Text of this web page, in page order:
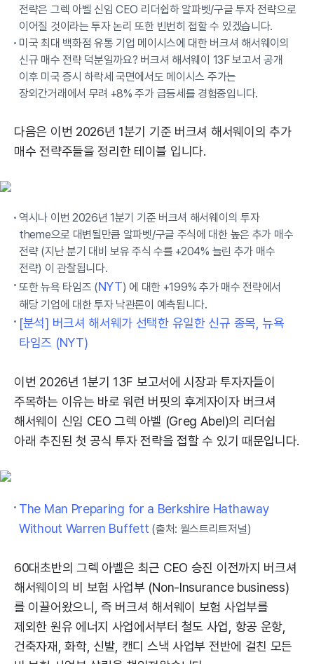
전략은 그렉 아벨 신임 CEO 리더쉽하 알파벳/구글 투자 전략으로
이어질 것이라는 투자 논리 또한 빈번히 접할 수 있겠습니다.
미국 최대 백화점 유통 기업 메이시스에 대한 버크셔 해서웨이의
신규 매수 전략 덕분일까요? 버크셔 해서웨이 13F 보고서 공개
이후 미국 증시 하락세 국면에서도 메이시스 주가는
장외간거래에서 무려 +8% 주가 급등세를 경험중입니다.
다음은 이번 2026년 1분기 기준 버크셔 해서웨이의 추가
매수 전략주들을 정리한 테이블 입니다.
역시나 이번 2026년 1분기 기준 버크셔 해서웨이의 투자
theme으로 대변될만큼 알파벳/구글 주식에 대한 높은 추가 매수
전략 (지난 분기 대비 보유 주식 수를 +204% 늘린 추가 매수
전략) 이 관찰됩니다.
또한 뉴욕 타임즈 (NYT) 에 대한 +199% 추가 매수 전략에서
해당 기업에 대한 투자 낙관론이 예측됩니다.
[분석] 버크셔 해서웨가 선택한 유일한 신규 종목, 뉴욕
타임즈 (NYT)
이번 2026년 1분기 13F 보고서에 시장과 투자자들이
주목하는 이유는 바로 워런 버핏의 후계자이자 버크셔
해서웨이 신임 CEO 그렉 아벨 (Greg Abel)의 리더쉽
아래 추진된 첫 공식 투자 전략을 접할 수 있기 때문입니다.
The Man Preparing for a Berkshire Hathaway
Without Warren Buffett (출처: 월스트리트저널)
60대초반의 그렉 아벨은 최근 CEO 승진 이전까지 버크셔
해서웨이의 비 보험 사업부 (Non-Insurance business)
를 이끌어왔으니, 즉 버크셔 해서웨이 보험 사업부를
제외한 원유 에너지 사업에서부터 철도 사업, 항공 운항,
건축자재, 화학, 신발, 캔디 스낵 사업부 전반에 걸친 모든